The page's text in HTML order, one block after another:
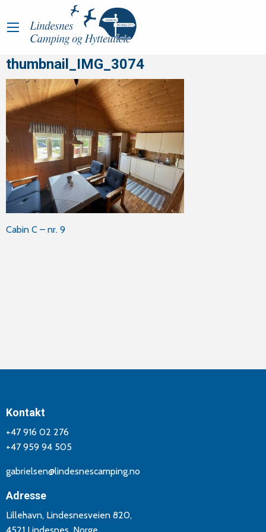
thumbnail_IMG_3074
Innleggsnavigasjon
Cabin C – nr. 9
Kontakt
+47 916 02 276
+47 959 94 505
gabrielsen@lindesnescamping.no
Adresse
Lillehavn, Lindesnesveien 820,